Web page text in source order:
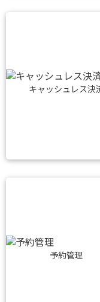
キャッシュレス決
予約管理